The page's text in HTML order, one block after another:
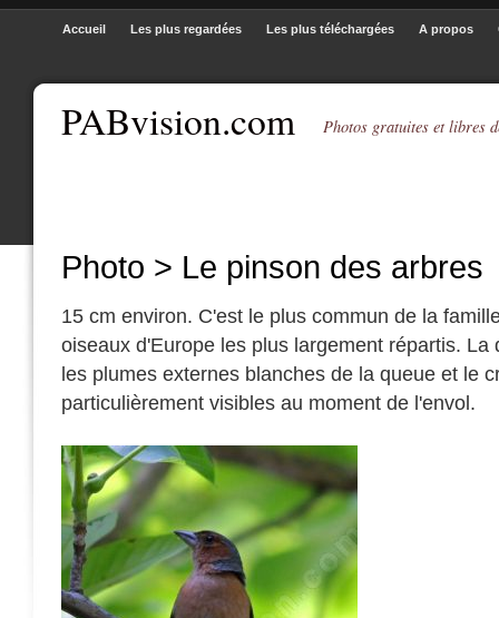
PABvision.com Photos gratuites et libres
Accueil Les plus regardées Les plus téléchargées A propos
Photo > Le pinson des arbres
15 cm environ. C'est le plus commun de la
oiseaux d'Europe les plus largement répartis. La
les plumes externes blanches de la queue et le
particulièrement visibles au moment de l'envol.